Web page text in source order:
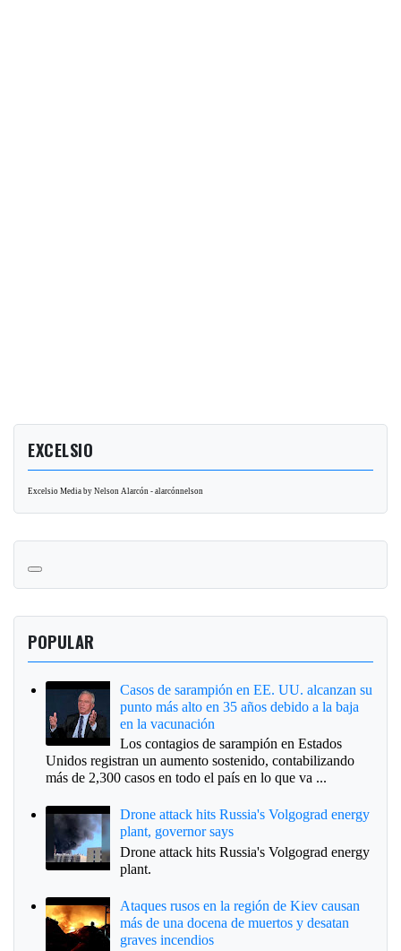
EXCELSIO
Excelsio Media by Nelson Alarcón - alarcónnelson
POPULAR
Casos de sarampión en EE. UU. alcanzan su
punto más alto en 35 años debido a la baja
en la vacunación
Los contagios de sarampión en Estados
Unidos registran un aumento sostenido, contabilizando
más de 2,300 casos en todo el país en lo que va ...
Drone attack hits Russia's Volgograd energy
plant, governor says
Drone attack hits Russia's Volgograd energy
plant.
Ataques rusos en la región de Kiev causan
más de una docena de muertos y desatan
graves incendios